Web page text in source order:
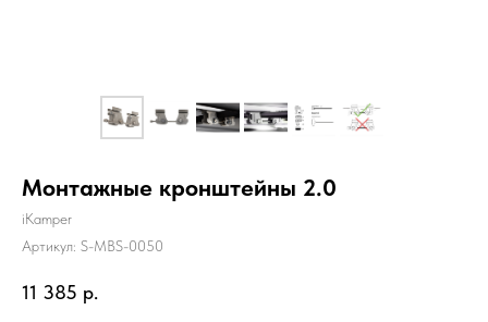
Монтажные кронштейны 2.0
iKamper
Артикул: S-MBS-0050
11 385 р.